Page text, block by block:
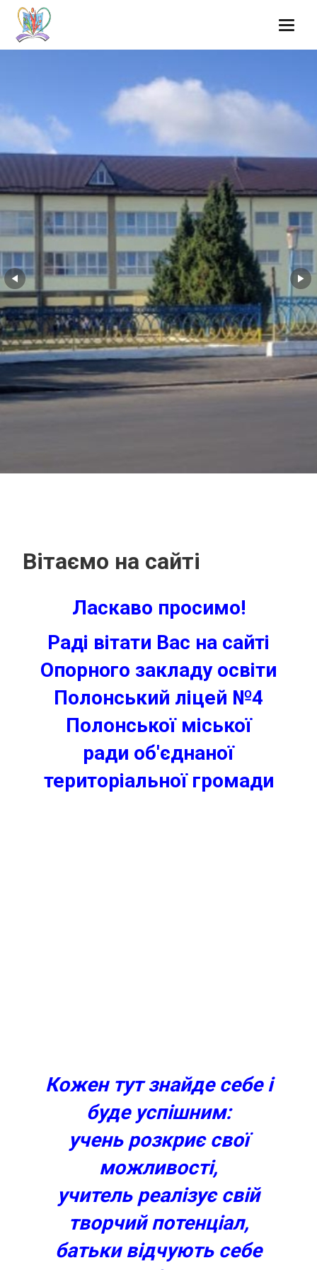
Вітаємо на сайті
Ласкаво просимо!
Раді вітати Вас на сайті
Опорного закладу освіти
Полонський ліцей №4
Полонської міської
ради об'єднаної
територіальної громади
Кожен тут знайде себе і
буде успішним:
учень розкриє свої
можливості,
учитель реалізує свій
творчий потенціал,
батьки відчують себе